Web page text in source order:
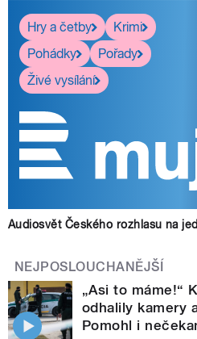
Hry a četby
Krimi
Pohádky
Pořady
Živé vysílání
Audiosvět Českého rozhlasu na
NEJPOSLOUCHANĚJŠÍ
„Asi to máme!“
odhalily kamery
Pomohl i